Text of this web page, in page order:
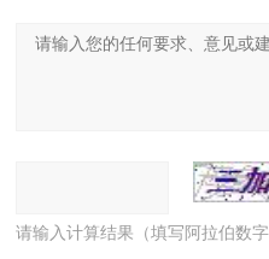
请输入计算结果（填写阿拉伯数